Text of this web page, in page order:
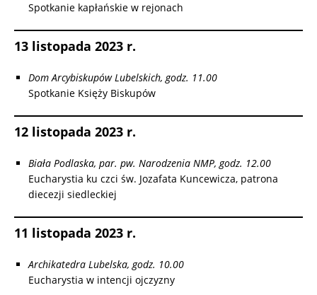
Spotkanie kapłańskie w rejonach
13 listopada 2023 r.
Dom Arcybiskupów Lubelskich, godz. 11.00
Spotkanie Księży Biskupów
12 listopada 2023 r.
Biała Podlaska, par. pw. Narodzenia NMP, godz. 12.00
Eucharystia ku czci św. Jozafata Kuncewicza, patrona
diecezji siedleckiej
11 listopada 2023 r.
Archikatedra Lubelska, godz. 10.00
Eucharystia w intencji ojczyzny